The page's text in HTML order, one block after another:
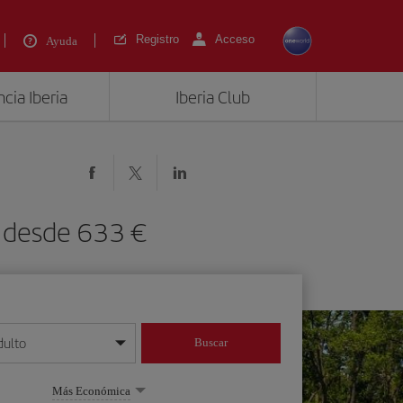
Ayuda Registro Acceso
Iberia Iberia Club
desde 633 €
mes/año
Buscar
Más Económica